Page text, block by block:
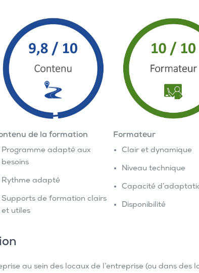
de la formation
Programme adapté aux
besoins
Rythme adapté
Supports de formation clairs
et utiles
Formateur
Clair et dynamique
Niveau technique
Capacité
Disponibilité
au sein des locaux de l’entreprise (ou dans des